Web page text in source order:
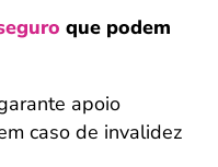
que podem
apoio
caso de invalidez